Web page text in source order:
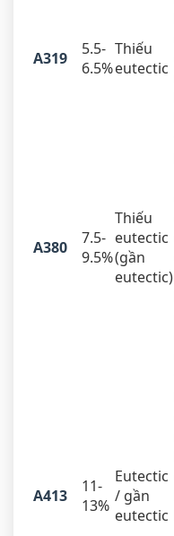
A319
5.5-
6.5%
Thiếu
eutectic
A380
7.5-
9.5%
Thiếu
eutectic
(gần
eutectic)
A413
11-
13%
Eutectic
/ gần
eutectic